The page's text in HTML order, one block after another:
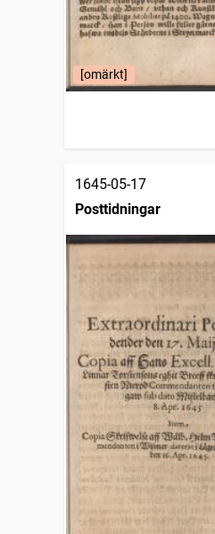
[omärkt]
1645-05-17
Posttidningar